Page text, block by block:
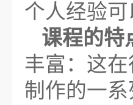
个人经验
课程的特
丰富：这
制作的一